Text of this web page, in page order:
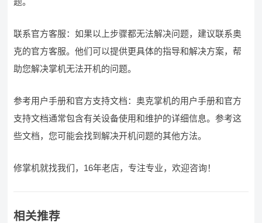
联系官方客服：如果以上步骤都无法解决问题，建议联系奥
克的官方客服。他们可以提供更具体的指导和解决方案，帮
助您解决掌机无法开机的问题。
参考用户手册和官方支持文档：奥克掌机的用户手册和官方
支持文档通常包含有关设备使用和维护的详细信息。参考这
些文档，您可能会找到解决开机问题的其他方法。
修掌机就找我们，16年老店，专注专业，欢迎咨询！
相关推荐